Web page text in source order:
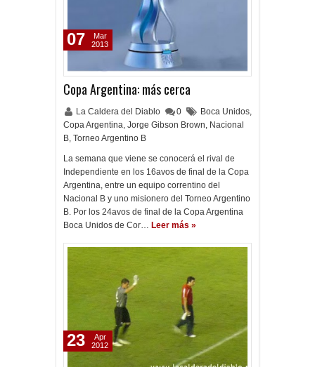
Copa Argentina: más cerca
La Caldera del Diablo 0 Boca Unidos,
Copa Argentina, Jorge Gibson Brown, Nacional
B, Torneo Argentino B
La semana que viene se conocerá el rival de
Independiente en los 16avos de final de la Copa
Argentina, entre un equipo correntino del
Nacional B y uno misionero del Torneo Argentino
B. Por los 24avos de final de la Copa Argentina
Boca Unidos de Cor… Leer más »
07
Mar
2013
23
Apr
2012